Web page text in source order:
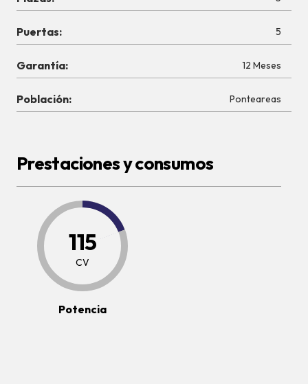
Puertas: 5
Garantía: 12 Meses
Población: Ponteareas
Prestaciones y consumos
115
CV
Potencia